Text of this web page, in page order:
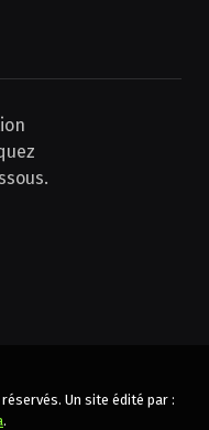
Un site édité par :
.